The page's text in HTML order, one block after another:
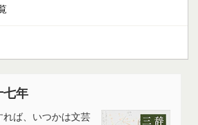
七年
れば、いつかは文芸